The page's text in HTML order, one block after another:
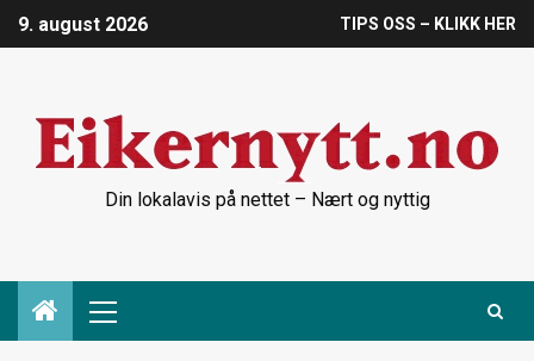
9. august 2026 TIPS OSS – KLIKK HER
Din lokalavis på nettet – Nært og nyttig